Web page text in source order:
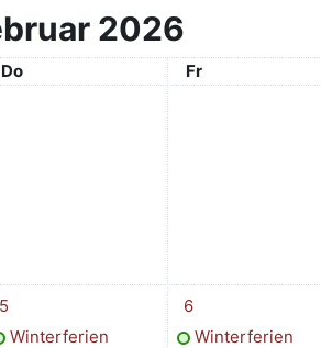
2026
Donnerstag
Do Freitag
Fr
Termin, Donnerstag, 5. Februar
5
Winterferien
1 Termin, Freitag,
6
Winterferien